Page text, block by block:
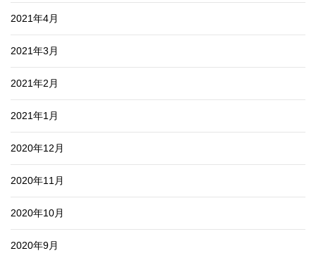
2021年4月
2021年3月
2021年2月
2021年1月
2020年12月
2020年11月
2020年10月
2020年9月